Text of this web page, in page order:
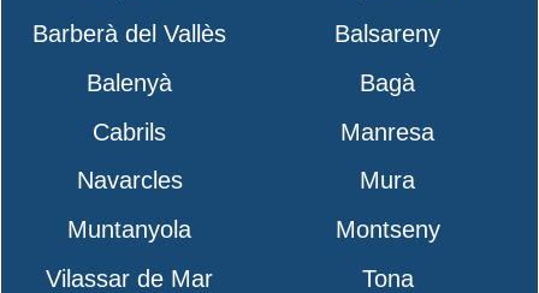
Barberà del Vallès
Balsareny
Balenyà
Bagà
Cabrils
Manresa
Navarcles
Mura
Muntanyola
Montseny
Vilassar de Mar
Tona